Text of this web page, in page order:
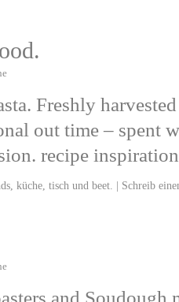
Freshly
out time – spent
recipe
küche tisch und beet. | Schreib
and Soudough